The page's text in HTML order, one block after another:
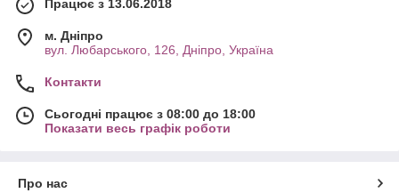
Працює з 13.06.2018
м. Дніпро
вул. Любарського, 126, Дніпро, Україна
Контакти
Сьогодні працює з 08:00 до 18:00
Показати весь графік роботи
Про нас